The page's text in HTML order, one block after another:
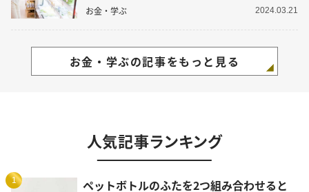
お金・学ぶ 2024.03.21
お金・学ぶの記事をもっと見る
人気記事ランキング
1
ペットボトルのふたを2つ組み合わせると